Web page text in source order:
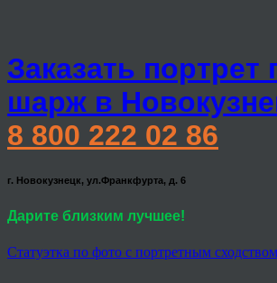
Заказать
шарж в
8 800 222 02 86
г. Новокузнецк, ул.Франкфурта, д. 6
Дарите близким лучшее!
Статуэтка по фото с портретным